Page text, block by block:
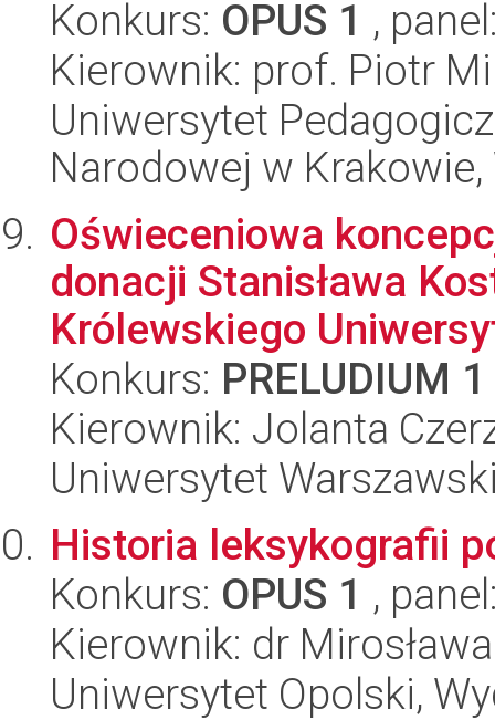
Konkurs: OPUS 1 ,
Kierownik: prof. Piotr
Uniwersytet
Narodowej w Krakowie,
Oświeceniowa
donacji Stanisława
Królewskiego
Konkurs: PRELUDIUM 1
Kierownik: Jolanta
Uniwersytet
Historia leksykografii
Konkurs: OPUS 1 ,
Kierownik: dr
Uniwersytet Opolski,